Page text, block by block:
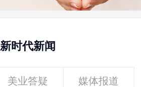
新时代新闻
美业答疑 媒体报道